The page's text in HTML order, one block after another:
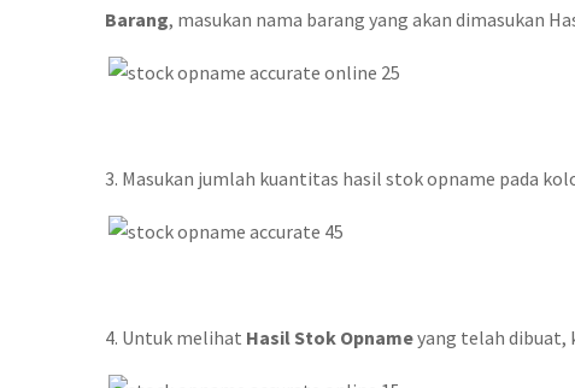
Barang, masukan nama barang yang akan dimasukan
3. Masukan jumlah kuantitas hasil stok opname pada
4. Untuk melihat Hasil Stok Opnameyang telah